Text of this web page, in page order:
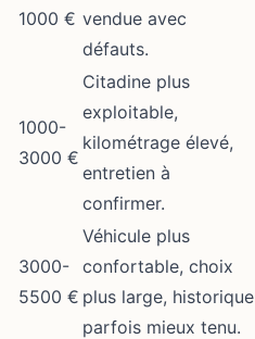
1000 € vendue avec
défauts.
1000-
3000 €
Citadine plus
exploitable,
kilométrage élevé,
entretien à
confirmer.
3000-
5500 €
Véhicule plus
confortable, choix
plus large, historique
parfois mieux tenu.